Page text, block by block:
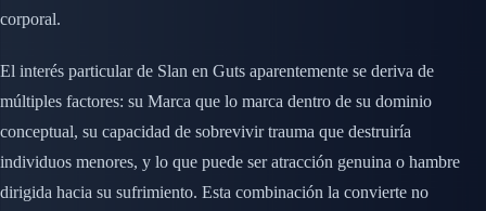
corporal.
El interés particular de Slan en Guts aparentemente se deriva de
múltiples factores: su Marca que lo marca dentro de su dominio
conceptual, su capacidad de sobrevivir trauma que destruiría
individuos menores, y lo que puede ser atracción genuina o hambre
dirigida hacia su sufrimiento. Esta combinación la convierte no